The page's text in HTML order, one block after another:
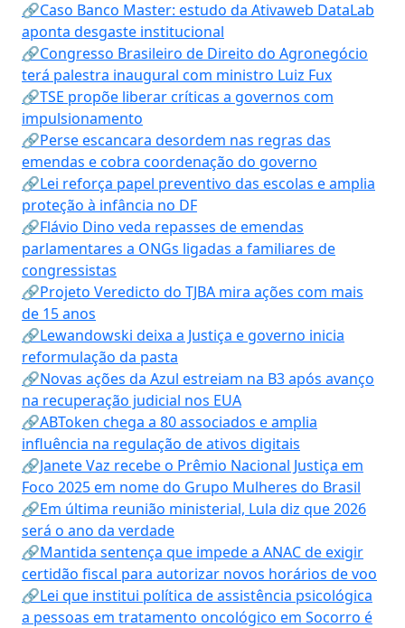
🔗Caso Banco Master: estudo da Ativaweb DataLab
aponta desgaste institucional
🔗Congresso Brasileiro de Direito do Agronegócio
terá palestra inaugural com ministro Luiz Fux
🔗TSE propõe liberar críticas a governos com
impulsionamento
🔗Perse escancara desordem nas regras das
emendas e cobra coordenação do governo
🔗Lei reforça papel preventivo das escolas e amplia
proteção à infância no DF
🔗Flávio Dino veda repasses de emendas
parlamentares a ONGs ligadas a familiares de
congressistas
🔗Projeto Veredicto do TJBA mira ações com mais
de 15 anos
🔗Lewandowski deixa a Justiça e governo inicia
reformulação da pasta
🔗Novas ações da Azul estreiam na B3 após avanço
na recuperação judicial nos EUA
🔗ABToken chega a 80 associados e amplia
influência na regulação de ativos digitais
🔗Janete Vaz recebe o Prêmio Nacional Justiça em
Foco 2025 em nome do Grupo Mulheres do Brasil
🔗Em última reunião ministerial, Lula diz que 2026
será o ano da verdade
🔗Mantida sentença que impede a ANAC de exigir
certidão fiscal para autorizar novos horários de voo
🔗Lei que institui política de assistência psicológica
a pessoas em tratamento oncológico em Socorro é